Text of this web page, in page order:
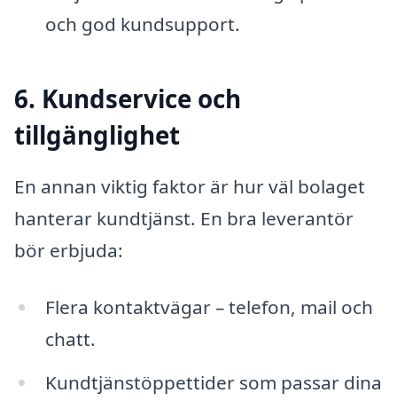
och god kundsupport.
6. Kundservice och
tillgänglighet
En annan viktig faktor är hur väl bolaget
hanterar kundtjänst. En bra leverantör
bör erbjuda:
Flera kontaktvägar – telefon, mail och
chatt.
Kundtjänstöppettider som passar dina